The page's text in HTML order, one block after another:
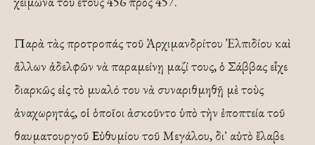
Παρὰ τὰς προτροπάς τοῦ Ἀρχιμανδρίτου Ἐλπιδίου καὶ
ἄλλων ἀδελφῶν νὰ παραμείνῃ μαζί τους, ὁ Σάββας εἶχε
διαρκῶς εἰς τὸ μυαλό του νὰ συναριθμηθῇ μὲ τοὺς
ἀναχωρητάς, οἱ ὁποῖοι ἀσκοῦντο ὑπὸ τὴν ἐποπτεία τοῦ
θαυματουργοῦ Εὐθυμίου τοῦ Μεγάλου, δι᾿ αὐτὸ ἒλαβε